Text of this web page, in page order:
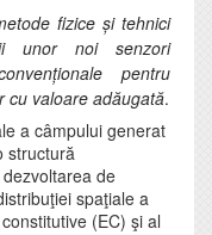
fizice și tehnici
unor noi senzori
pentru
cu valoare adăugată.
a câmpului generat
structură
de
spaţiale a
(EC) şi al